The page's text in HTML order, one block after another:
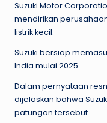
Suzuki Motor
mendirikan
listrik kecil.
Suzuki bersiap
India mulai 2025.
Dalam pernyataan
dijelaskan bahwa
patungan tersebut.